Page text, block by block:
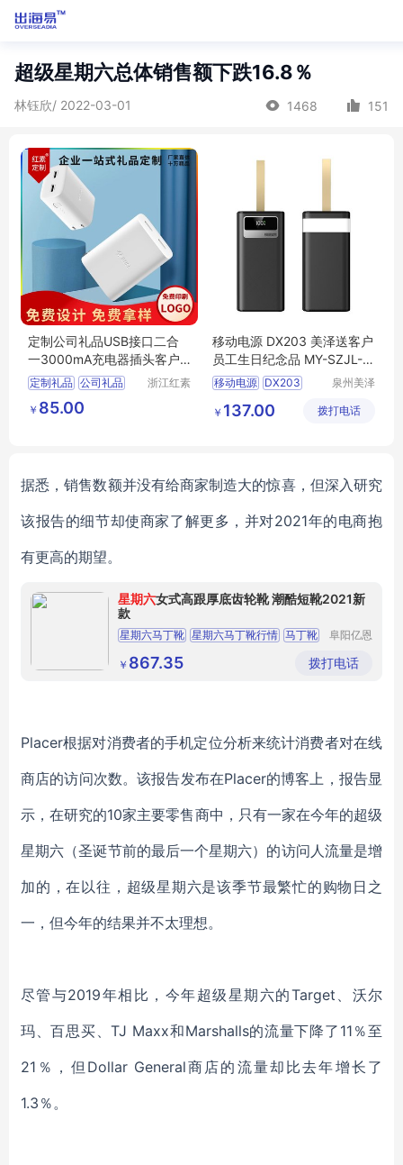
超级星期六总体销售额下跌16.8％
林钰欣/ 2022-03-01 1468 151
定制公司礼品USB接口二合
一3000mA充电器插头客户
礼品礼品采购
定制礼品 公司礼品
客户礼品
礼品采购
充电器
浙江红素
￥ 85.00
移动电源 DX203 美泽送客户
员工生日纪念品 MY-SZJL-L
5-02
移动电源 DX203
生日纪念品
SZJL
泉州美泽
公司
￥ 137.00 拨打电话
据悉，销售数额并没有给商家制造大的惊喜，但深入研究
该报告的细节却使商家了解更多 ， 并对2021年的电商抱
有更高的期望。
星期六女式高跟厚底齿轮靴 潮酷短靴2021新
款
星期六马丁靴 星期六马丁靴行情 马丁靴
齿轮鞋
齿轮鞋厂家直销
阜阳亿恩
有限公司
￥ 867.35 拨打电话
Placer根据对消费者的手机定位分析来统计消费者对在线
商店的访问次数。该报告发布在Placer的博客上，报告显
示，在研究的10家主要零售商中，只有一家在今年的超级
星期六（圣诞节前的最后一个星期六） 的访问人流量是增
加的 ，在以往，超级星期六是该季节最繁忙的购物日之
一 ， 但今年的结果并不太理想。
尽管与2019年相比， 今年超级星期六的Target 、 沃尔
玛、百思买、TJ Maxx和Marshalls的流量下降了11％至
21％，但Dollar General商店的流量却 比去年增长了
1.3％。